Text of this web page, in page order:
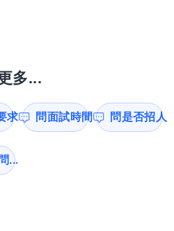
多...
求 問面試時間 問是否招人
...